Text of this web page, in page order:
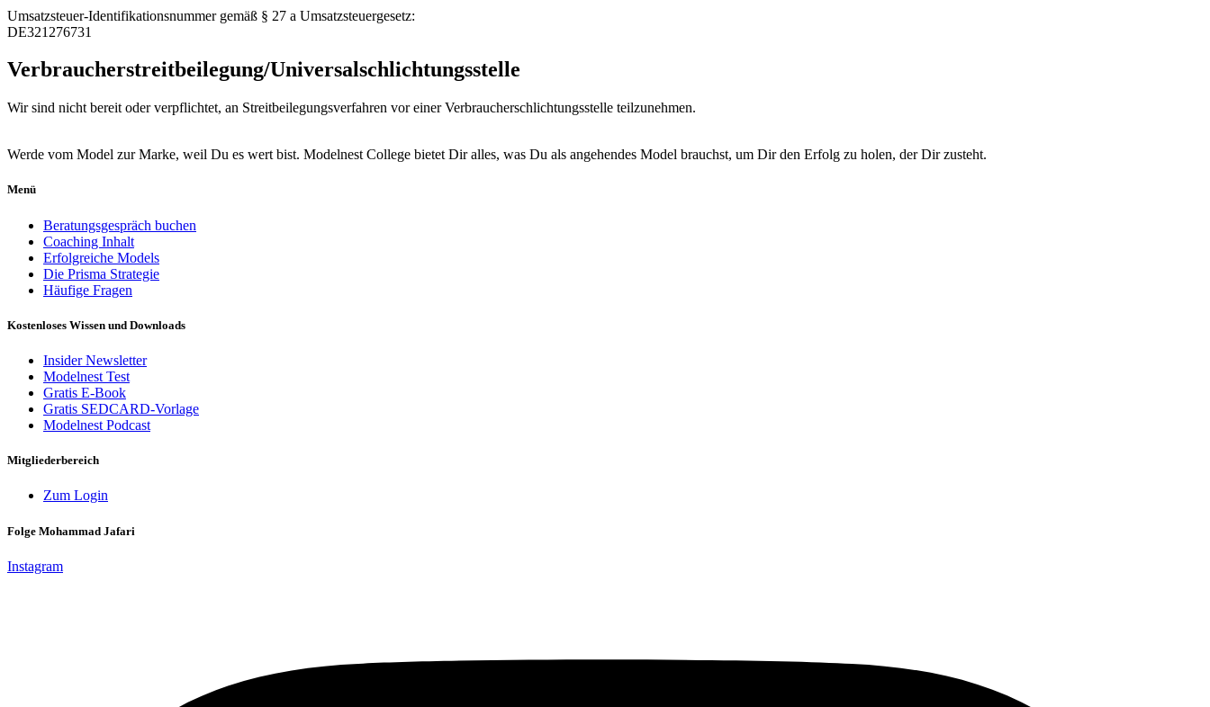
Umsatzsteuer-Identifikationsnummer gemäß § 27 a Umsatzsteuergesetz:
DE321276731
Verbraucher­streit­beilegung/Universal­schlichtungs­stelle
Wir sind nicht bereit oder verpflichtet, an Streitbeilegungsverfahren vor einer Verbraucherschlichtungsstelle teilzunehmen.
Werde vom Model zur Marke, weil Du es wert bist. Modelnest College bietet Dir alles, was Du als angehendes Model brauchst, um Dir den Erfolg zu holen, der Dir zusteht.
Menü
Beratungsgespräch buchen
Coaching Inhalt
Erfolgreiche Models
Die Prisma Strategie
Häufige Fragen
Kostenloses Wissen und Downloads
Insider Newsletter
Modelnest Test
Gratis E-Book
Gratis SEDCARD-Vorlage
Modelnest Podcast
Mitgliederbereich
Zum Login
Folge Mohammad Jafari
Instagram